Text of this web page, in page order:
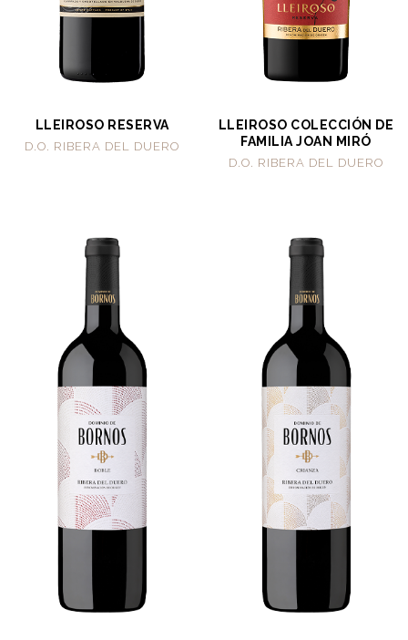
LLEIROSO RESERVA
D.O. RIBERA DEL DUERO
LLEIROSO COLECCIÓN DE
FAMILIA JOAN MIRÓ
D.O. RIBERA DEL DUERO